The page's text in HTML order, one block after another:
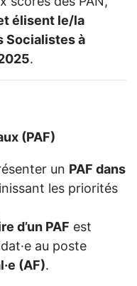
élisent le/la
Socialistes à
.
(PAF)
un PAF dans
les priorités
d’un PAF est
au poste
(AF).